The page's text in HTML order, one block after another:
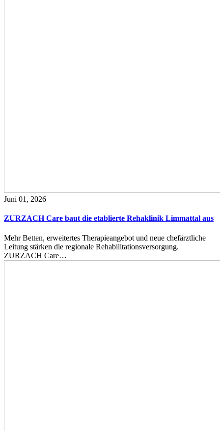
Juni 01, 2026
ZURZACH Care baut die etablierte Rehaklinik Limmattal aus
Mehr Betten, erweitertes Therapieangebot und neue chefärztliche
Leitung stärken die regionale Rehabilitationsversorgung.
ZURZACH Care…